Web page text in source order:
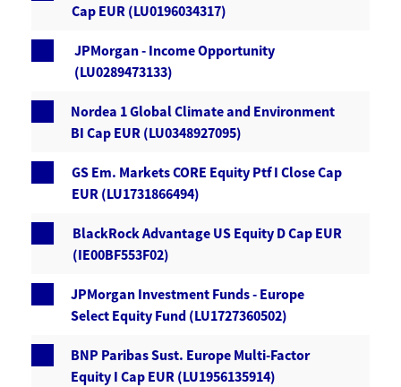
Cap EUR (LU0196034317)
JPMorgan - Income Opportunity
(LU0289473133)
Nordea 1 Global Climate and Environment
BI Cap EUR (LU0348927095)
GS Em. Markets CORE Equity Ptf I Close Cap
EUR (LU1731866494)
BlackRock Advantage US Equity D Cap EUR
(IE00BF553F02)
JPMorgan Investment Funds - Europe
Select Equity Fund (LU1727360502)
BNP Paribas Sust. Europe Multi-Factor
Equity I Cap EUR (LU1956135914)